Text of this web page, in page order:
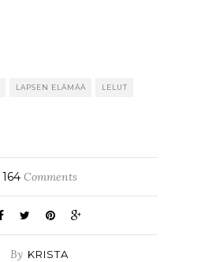
LAPSEN ELÄMÄÄ LELUT
164Comments
By KRISTA